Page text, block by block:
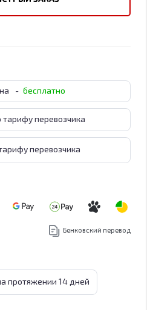
- бесплатно
тарифу перевозчика
перевозчика
Бенковский перевод
протяжении 14 дней